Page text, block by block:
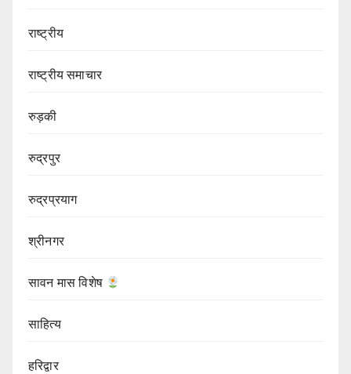
राष्ट्रीय
राष्ट्रीय समाचार
रुड़की
रुद्रपुर
रुद्रप्रयाग
श्रीनगर
सावन मास विशेष
साहित्य
हरिद्वार